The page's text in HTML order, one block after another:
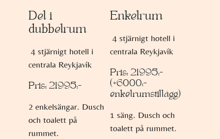
Del i
dubbelrum
4 stjärnigt hotell i
centrala Reykjavík
Pris: 21995:-
2 enkelsängar. Dusch
och toalett på
rummet.
Enkelrum
4 stjärnigt hotell i
centrala Reykjavík
Pris: 21995:-
(+6000:-
enkelrumstillägg)
1 säng. Dusch och
toalett på rummet.